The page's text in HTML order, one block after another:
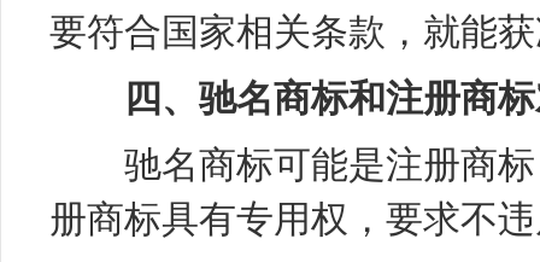
要符合国家相关条款，就能
四、驰名商标和注册商
驰名商标可能是注册商标
册商标具有专用权，要求不